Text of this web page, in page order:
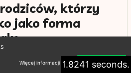
którzy
jako forma
1.8241 seconds.
Więcej informacji Akceptuję